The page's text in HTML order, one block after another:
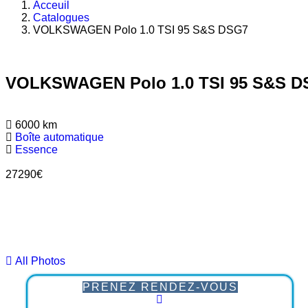
Acceuil
Catalogues
VOLKSWAGEN Polo 1.0 TSI 95 S&S DSG7
VOLKSWAGEN Polo 1.0 TSI 95 S&S
6000 km
Boîte automatique
Essence
27290€
All Photos
PRENEZ RENDEZ-VOUS